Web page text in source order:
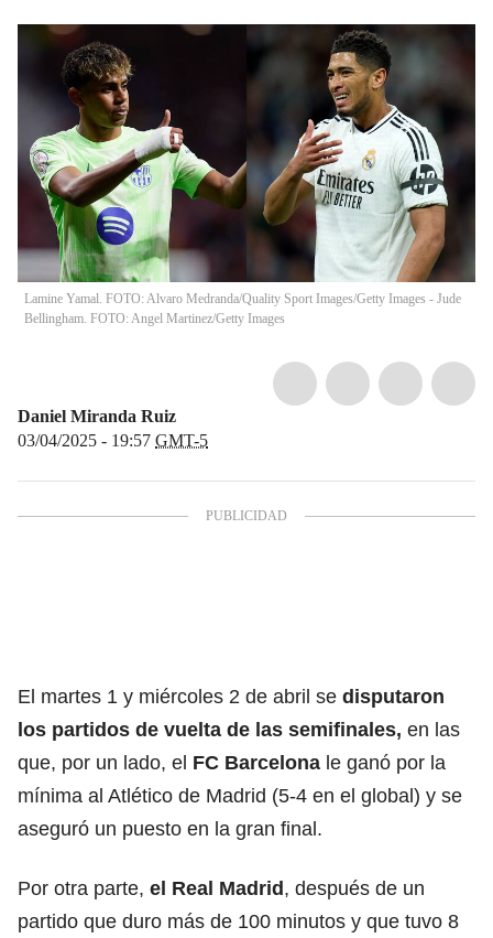
Lamine Yamal. FOTO: Alvaro Medranda/Quality Sport Images/Getty Images - Jude
Bellingham. FOTO: Angel Martinez/Getty Images
Daniel Miranda Ruiz
03/04/2025 - 19:57 GMT-5
El martes 1 y miércoles 2 de abril se disputaron
los partidos de vuelta de las semifinales, en las
que, por un lado, el FC Barcelona le ganó por la
mínima al Atlético de Madrid (5-4 en el global) y se
aseguró un puesto en la gran final.
Por otra parte, el Real Madrid, después de un
partido que duro más de 100 minutos y que tuvo 8